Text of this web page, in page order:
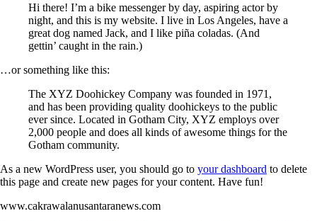
Hi there! I’m a bike messenger by day, aspiring actor by
night, and this is my website. I live in Los Angeles, have a
great dog named Jack, and I like piña coladas. (And
gettin’ caught in the rain.)
…or something like this:
The XYZ Doohickey Company was founded in 1971,
and has been providing quality doohickeys to the public
ever since. Located in Gotham City, XYZ employs over
2,000 people and does all kinds of awesome things for the
Gotham community.
As a new WordPress user, you should go to your dashboard to delete
this page and create new pages for your content. Have fun!
www.cakrawalanusantaranews.com